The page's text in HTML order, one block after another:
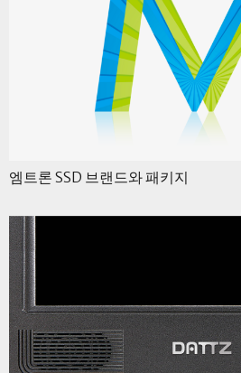
엠트론 SSD 브랜드와 패키지